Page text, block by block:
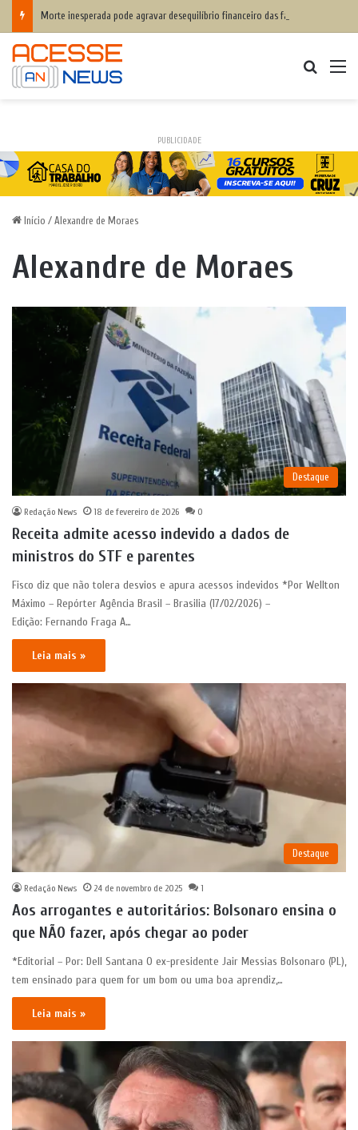
Morte inesperada pode agravar desequilíbrio financeiro das famílias
PUBLICIDADE
Início / Alexandre de Moraes
Alexandre de Moraes
Destaque
Redação News 18 de fevereiro de 2026 0
Receita admite acesso indevido a dados de
ministros do STF e parentes
Fisco diz que não tolera desvios e apura acessos indevidos *Por Wellton
Máximo – Repórter Agência Brasil – Brasilia (17/02/2026) –
Edição: Fernando Fraga A…
Leia mais »
Destaque
Redação News 24 de novembro de 2025 1
Aos arrogantes e autoritários: Bolsonaro ensina o
que NÃO fazer, após chegar ao poder
*Editorial – Por: Dell Santana O ex-presidente Jair Messias Bolsonaro (PL),
tem ensinado para quem for um bom ou uma boa aprendiz,…
Leia mais »